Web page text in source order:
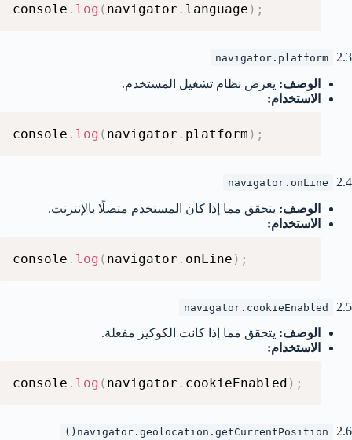
console . log ( navigator . language ) ;
2.3
navigator.platform
الوصف: يعرض نظام تشغيل المستخدم.
الاستخدام:
console . log ( navigator . platform ) ;
2.4
navigator.onLine
الوصف: يتحقق مما إذا كان المستخدم متصلًا بالإنترنت.
الاستخدام:
console . log ( navigator . onLine ) ;
2.5
navigator.cookieEnabled
الوصف: يتحقق مما إذا كانت الكوكيز مفعلة.
الاستخدام:
console . log ( navigator . cookieEnabled ) ;
2.6
navigator.geolocation.getCurrentPosition()